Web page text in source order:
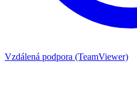
Vzdálená podpora (TeamViewer)